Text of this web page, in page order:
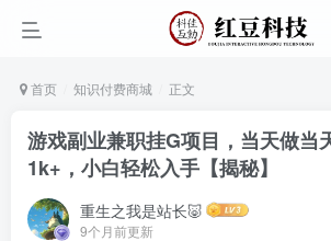
首页 知识付费商城 正文
游戏副业兼职挂G项目，当天做当
1k+，小白轻松入手【揭秘】
重生之我是站长🐷
9个月前更新